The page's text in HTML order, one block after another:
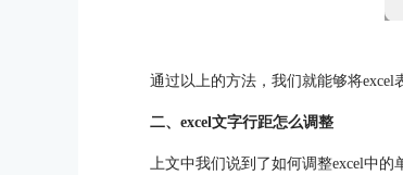
通过以上的方法，我们就能够将excel
二、excel文字行距怎么调整
上文中我们说到了如何调整excel中